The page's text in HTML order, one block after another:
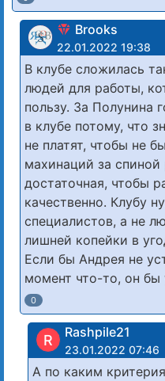
Brooks
22.01.2022 19:38
В клубе сложилась
людей для работы,
пользу. За Полунина
в клубе потому, что
не платят, чтобы не
махинаций за
достаточная, чтобы
качественно. Клубу
специалистов, а не
лишней копейки в
Если бы Андрея не
момент что-то, он
0
R Rashpile21
23.01.2022 07:46
А по каким